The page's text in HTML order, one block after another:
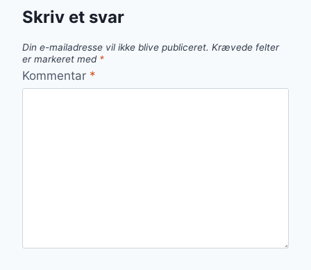
Skriv et svar
Din e-mailadresse vil ikke blive publiceret. Krævede felter
er markeret med *
Kommentar *